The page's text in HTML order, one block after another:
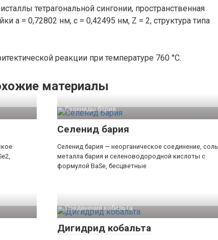
тетрагональной сингонии, пространственная
a = 0,72802 нм, c = 0,42495 нм, Z = 2, структура типа
реакции при температуре 760 °С.
материалы
Селениды бария‎
Селенид бария
Селенид бария — неорганическое соединение, соль
металла бария и селеноводородной кислоты с
формулой BaSe, бесцветные
Соединения кобальта
Дигидрид кобальта